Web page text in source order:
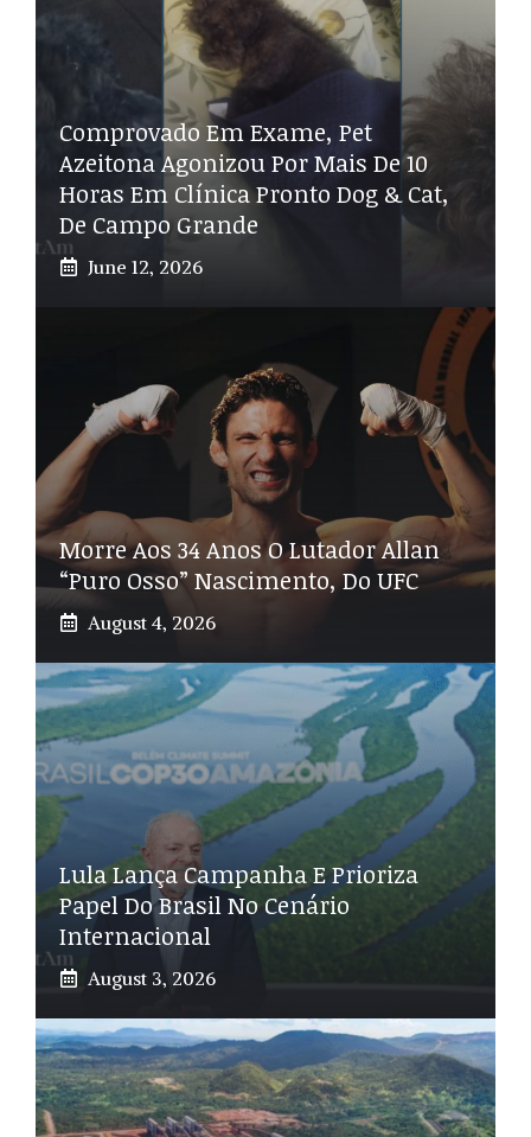
Comprovado Em Exame, Pet
Azeitona Agonizou Por Mais De 10
Horas Em Clínica Pronto Dog & Cat,
De Campo Grande
June 12, 2026
Morre Aos 34 Anos O Lutador Allan
“Puro Osso” Nascimento, Do UFC
August 4, 2026
Lula Lança Campanha E Prioriza
Papel Do Brasil No Cenário
Internacional
August 3, 2026